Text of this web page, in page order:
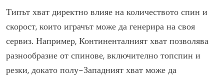
Типът хват директно влияе на количеството спин и
скорост, които играчът може да генерира на своя
сервиз. Например, Континенталният хват позволява
разнообразие от спинове, включително топспин и
резки, докато полу-Западният хват може да